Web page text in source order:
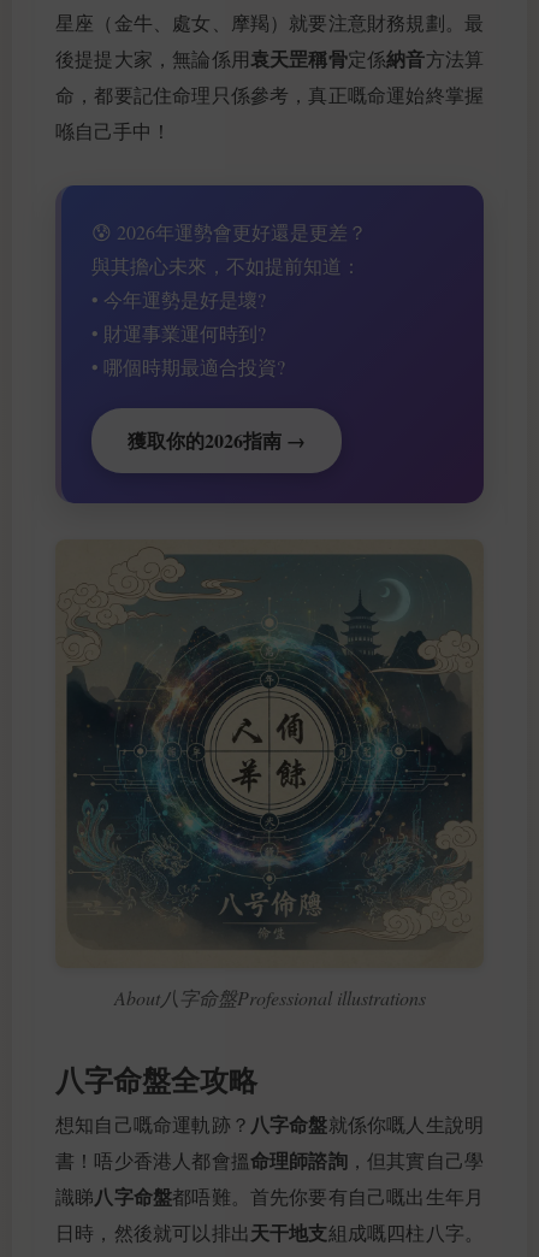
星座（金牛、處女、摩羯）就要注意財務規劃。最
後提提大家，無論係用袁天罡稱骨定係納音方法算
命，都要記住命理只係參考，真正嘅命運始終掌握
喺自己手中！
😰 2026年運勢會更好還是更差？
與其擔心未來，不如提前知道：
• 今年運勢是好是壞?
• 財運事業運何時到?
• 哪個時期最適合投資?
獲取你的2026指南 →
About八字命盤Professional illustrations
八字命盤全攻略
想知自己嘅命運軌跡？ 八字命盤就係你嘅人生說明
書！唔少香港人都會搵命理師諮詢，但其實自己學
識睇八字命盤都唔難。首先你要有自己嘅出生年月
日時，然後就可以排出天干地支組成嘅四柱八字。